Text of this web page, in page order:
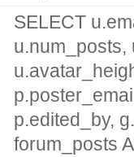
SELECT
u.num_posts,
p.edited_by,
forum_posts